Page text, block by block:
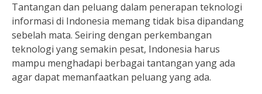
Tantangan dan peluang dalam penerapan teknologi
informasi di Indonesia memang tidak bisa dipandang
sebelah mata. Seiring dengan perkembangan
teknologi yang semakin pesat, Indonesia harus
mampu menghadapi berbagai tantangan yang ada
agar dapat memanfaatkan peluang yang ada.